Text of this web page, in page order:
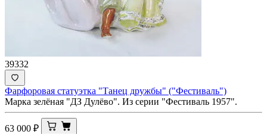
39332
Фарфоровая статуэтка "Танец дружбы" ("Фестиваль")
Марка зелёная "ДЗ Дулёво". Из серии "Фестиваль 1957".
63 000 ₽